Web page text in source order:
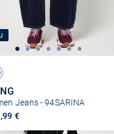
Jeans - 94SARINA
€